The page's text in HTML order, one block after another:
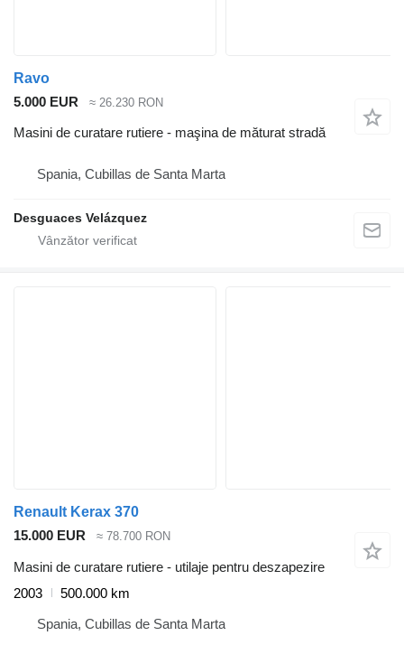
Ravo
5.000 EUR
≈ 26.230 RON
Masini de curatare rutiere - maşina de măturat stradă
Spania, Cubillas de Santa Marta
Desguaces Velázquez
Renault Kerax 370
15.000 EUR
≈ 78.700 RON
Masini de curatare rutiere - utilaje pentru deszapezire
2003
500.000 km
Spania, Cubillas de Santa Marta